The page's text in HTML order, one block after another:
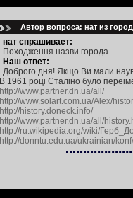
Автор вопроса: нат из
нат спрашивает:
Походження назви города
Наш ответ:
Доброго дня! Якщо Ви мали
В 1961 році Сталіно було
http://www.partner.dn.ua/all/
http://www.solart.com.ua/Alex/
http://history.doneck.info/
http://www.partner.dn.ua/all/
http://ru.wikipedia.org/wiki/
http://donntu.edu.ua/ukrainian/